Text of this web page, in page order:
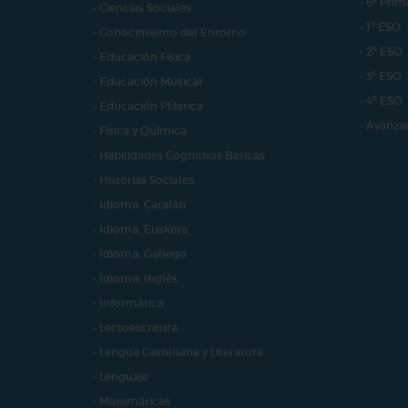
- Ciencias Sociales
- Conocimiento del Entorno
- Educación Física
- Educación Musical
- Educación Plástica
- Física y Química
- Habilidades Cognitivas Básicas
- Historias Sociales
- Idioma: Catalán
- Idioma: Euskera
- Idioma: Gallego
- Idioma: Inglés
- Informática
- Lectoescritura
- Lengua Castellana y Literatura
- Lenguaje
- Matemáticas
- 1º ESO
- 2º ESO
- 3º ESO
- 4º ESO
-